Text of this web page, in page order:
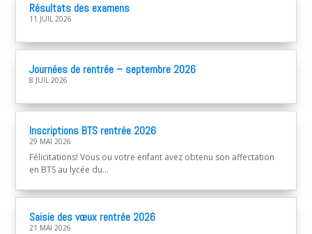
Résultats des examens
11 JUIL 2026
Journées de rentrée – septembre 2026
8 JUIL 2026
Inscriptions BTS rentrée 2026
29 MAI 2026
Félicitations! Vous ou votre enfant avez obtenu son affectation
en BTS au lycée du...
Saisie des vœux rentrée 2026
21 MAI 2026